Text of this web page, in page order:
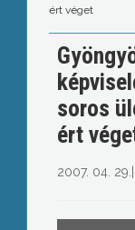
ért véget
soros
ért
2007. 04. 29.